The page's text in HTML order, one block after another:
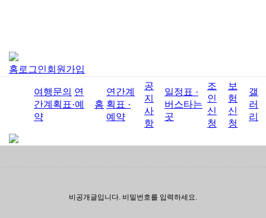
홈로그인회원가입
여행문의 연
간계획표·예
약
홈
연간계
획표 ·
예약
공
지
사
항
일정표 ·
버스타는
곳
조
인
신
청
보
험
신
청
갤
러
리
비공개글입니다. 비밀번호를 입력하세요.